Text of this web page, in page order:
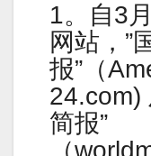
1。自3
网站，”
报”（
24.com)
简报”
（